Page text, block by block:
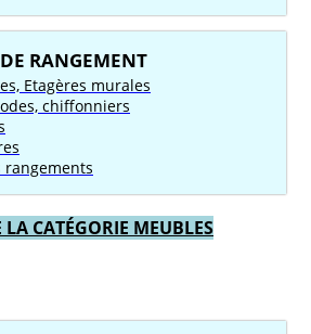
RANGEMENT
Etagères murales
chiffonniers
rangements
CATÉGORIE MEUBLES